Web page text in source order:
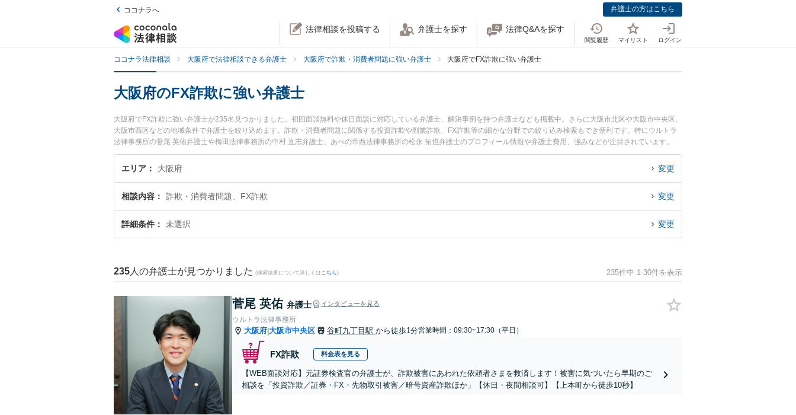
ココナラへ 弁護士の方はこちら
法律相談を投稿する 弁護士を探す 法律Q&Aを探す
閲覧履歴 マイリスト ログイン
ココナラ法律相談 大阪府で法律相談できる弁護士 大阪府で詐欺・消費者問題に強い弁護士 大阪府でFX詐欺に強い弁護士
大阪府のFX詐欺に強い弁護士
大阪府でFX詐欺に強い弁護士が235名見つかりました。初回面談無料や休日面談に対応している弁護士、解決事例を持つ弁護士なども掲載中。さらに大阪市北区や大阪市中央区、
大阪市西区などの地域条件で弁護士を絞り込めます。詐欺・消費者問題に関係する投資詐欺や副業詐欺、FX詐欺等の細かな分野での絞り込み検索もでき便利です。特にウルトラ
法律事務所の菅尾 英佑弁護士や梅田法律事務所の中村 直志弁護士、あべの帝西法律事務所の松永 拓也弁護士のプロフィール情報や弁護士費用、強みなどが注目されています。
『大阪府で土日や夜間に発生したFX詐欺のトラブルを今すぐに弁護士に相談したい』『FX詐欺のトラブル解決の実績豊富な近くの弁護士を検索したい』『初回相談無料でFX詐欺
を法律相談できる大阪府内の弁護士に相談予約したい』などでお困りの相談者さんにおすすめです。
エリア 大阪府 変更
相談内容 詐欺・消費者問題、FX詐欺 変更
詳細条件 未選択 変更
235 人の弁護士が見つかりました (検索結果について詳しくは こちら) 235件中 1-30件を表示
菅尾 英佑 弁護士 インタビューを見る
ウルトラ法律事務所
大阪府|大阪市中央区 谷町九丁目駅 から徒歩1分営業時間：09:30~17:30（平日）
FX詐欺 料金表を見る
【WEB面談対応】元証券検査官の弁護士が、詐欺被害にあわれた依頼者さまを救済します！被害に気づいたら早期のご
相談を「投資詐欺／証券・FX・先物取引被害／暗号資産詐欺ほか」【休日・夜間相談可】【上本町から徒歩10秒】